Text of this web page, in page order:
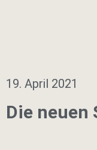
19. April 2021
Die neuen